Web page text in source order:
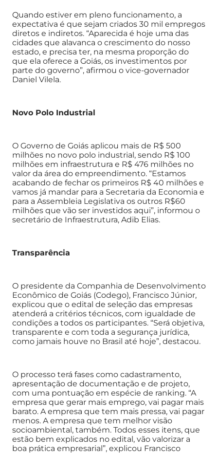
Quando estiver em pleno funcionamento, a
expectativa é que sejam criados 30 mil empregos
diretos e indiretos. “Aparecida é hoje uma das
cidades que alavanca o crescimento do nosso
estado, e precisa ter, na mesma proporção do
que ela oferece a Goiás, os investimentos por
parte do governo”, afirmou o vice-governador
Daniel Vilela.
Novo Polo Industrial
O Governo de Goiás aplicou mais de R$ 500
milhões no novo polo industrial, sendo R$ 100
milhões em infraestrutura e R$ 476 milhões no
valor da área do empreendimento. “Estamos
acabando de fechar os primeiros R$ 40 milhões e
vamos já mandar para a Secretaria da Economia e
para a Assembleia Legislativa os outros R$60
milhões que vão ser investidos aqui”, informou o
secretário de Infraestrutura, Adib Elias.
Transparência
O presidente da Companhia de Desenvolvimento
Econômico de Goiás (Codego), Francisco Júnior,
explicou que o edital de seleção das empresas
atenderá a critérios técnicos, com igualdade de
condições a todos os participantes. “Será objetiva,
transparente e com toda a segurança jurídica,
como jamais houve no Brasil até hoje”, destacou.
O processo terá fases como cadastramento,
apresentação de documentação e de projeto,
com uma pontuação em espécie de ranking. “A
empresa que gerar mais emprego, vai pagar mais
barato. A empresa que tem mais pressa, vai pagar
menos. A empresa que tem melhor visão
socioambiental, também. Todos esses itens, que
estão bem explicados no edital, vão valorizar a
boa prática empresarial”, explicou Francisco